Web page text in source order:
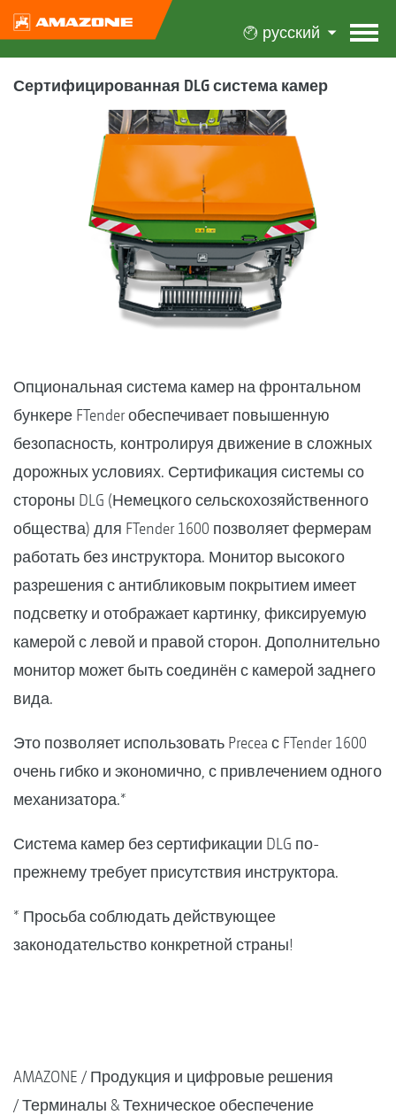
русский
Сертифицированная DLG система камер
Опциональная система камер на фронтальном
бункере FTender обеспечивает повышенную
безопасность, контролируя движение в сложных
дорожных условиях. Сертификация системы со
стороны DLG (Немецкого сельскохозяйственного
общества) для FTender 1600 позволяет фермерам
работать без инструктора. Монитор высокого
разрешения с антибликовым покрытием имеет
подсветку и отображает картинку, фиксируемую
камерой с левой и правой сторон. Дополнительно
монитор может быть соединён с камерой заднего
вида.
Это позволяет использовать Precea с FTender 1600
очень гибко и экономично, с привлечением одного
механизатора.*
Система камер без сертификации DLG по-
прежнему требует присутствия инструктора.
* Просьба соблюдать действующее
законодательство конкретной страны!
AMAZONE
Продукция и цифровые решения
Терминалы & Техническое обеспечение